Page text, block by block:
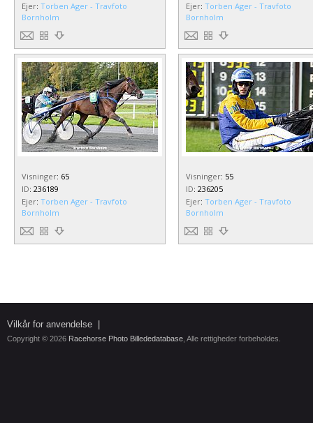
Ejer: Torben Ager - Travfoto
Bornholm
Ejer: Torben Ager - Travfoto
Bornholm
Visninger: 65
ID: 236189
Ejer: Torben Ager - Travfoto
Bornholm
Visninger: 55
ID: 236205
Ejer: Torben Ager - Travfoto
Bornholm
Vilkår for anvendelse
Copyright © 2026 Racehorse Photo Billededatabase , Alle rettigheder forbeholdes.